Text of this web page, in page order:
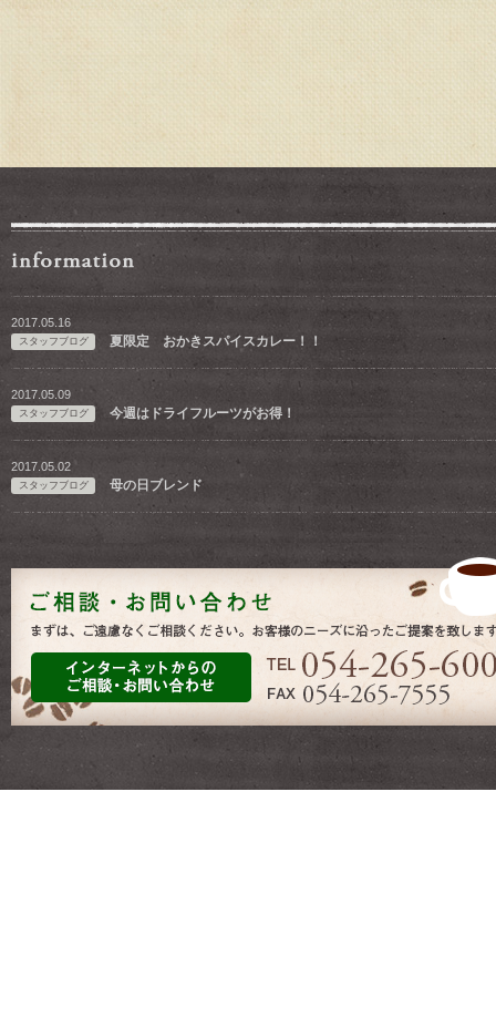
2017.05.16
スタッフブログ 夏限定 おかきスパイスカレー！！
2017.05.09
スタッフブログ 今週はドライフルーツがお得！
2017.05.02
スタッフブログ 母の日ブレンド